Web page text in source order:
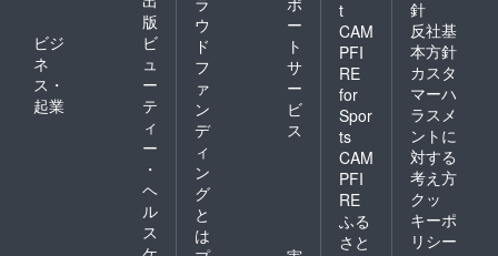
版
ビジ
ネ
ス・
起業
ビ
ュ
ー
テ
ィ
ー
・
ヘ
ル
ス
ウ
ド
フ
ァ
ン
デ
ィ
ン
グ
と
は
ー
ト
サ
ー
ビ
ス
t
CAM
PFI
RE
for
Spor
ts
CAM
PFI
RE
ふる
さと
針
反社基
本方針
カスタ
マーハ
ラスメ
ントに
対する
考え方
クッ
キーポ
リシー